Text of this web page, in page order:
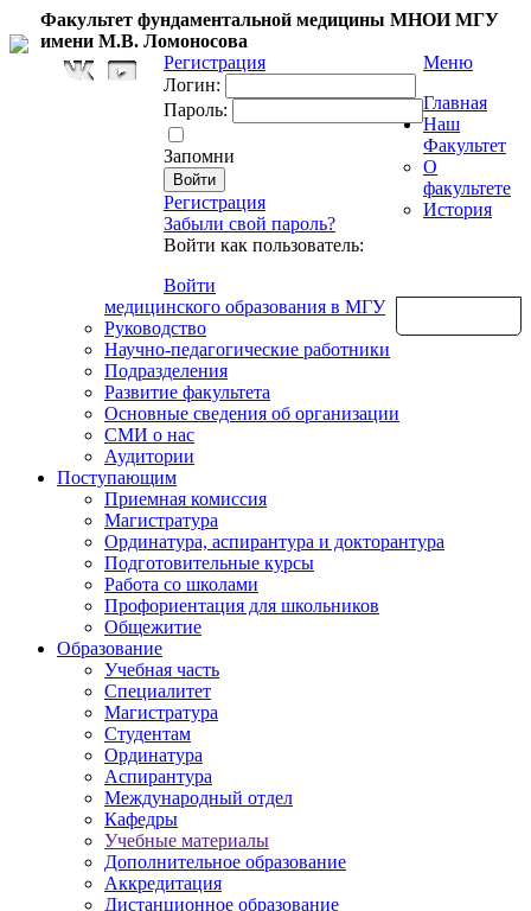
Факультет фундаментальной медицины МНОИ МГУ
имени М.В. Ломоносова
Регистрация
Логин:
Пароль:
Запомни
Регистрация
Забыли свой пароль?
Войти как пользователь:
Войти
Меню
Главная
Наш
Факультет
О
факультете
История
медицинского образования в МГУ
Руководство
Научно-педагогические работники
Подразделения
Развитие факультета
Основные сведения об организации
СМИ о нас
Аудитории
Поступающим
Приемная комиссия
Магистратура
Ординатура, аспирантура и докторантура
Подготовительные курсы
Работа со школами
Профориентация для школьников
Общежитие
Образование
Учебная часть
Специалитет
Магистратура
Студентам
Ординатура
Аспирантура
Международный отдел
Кафедры
Учебные материалы
Дополнительное образование
Аккредитация
Дистанционное образование